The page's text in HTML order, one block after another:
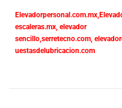
Elevadorpersonal.com.mx
escaleras.mx elevador
sencillo, serretecno.com,
uestasdelubricacion.com